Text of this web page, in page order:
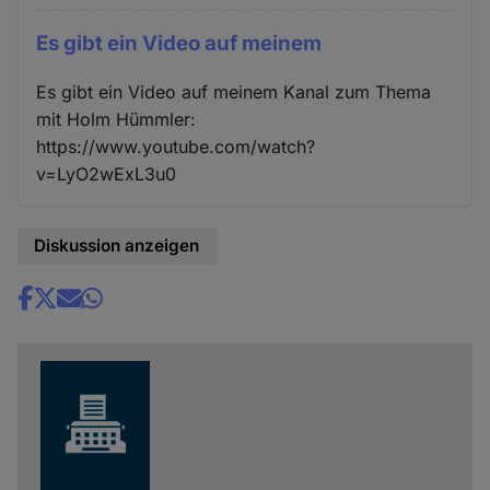
Es gibt ein Video auf meinem
Es gibt ein Video auf meinem Kanal zum Thema
mit Holm Hümmler:
https://www.youtube.com/watch?
v=LyO2wExL3u0
Diskussion anzeigen
Share